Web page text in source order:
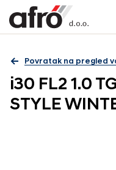
Povratak na pregled
i30 FL2 1.0
STYLE